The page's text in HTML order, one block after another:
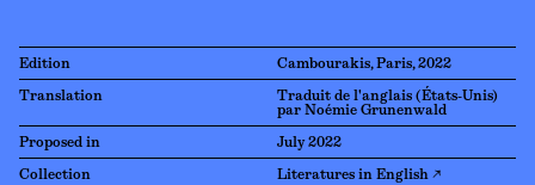
Edition Cambourakis, Paris, 2022
Translation
Traduit de l'anglais (États-Unis)
par Noémie Grunenwald
Proposed in July 2022
Collection Literatures in English ↗